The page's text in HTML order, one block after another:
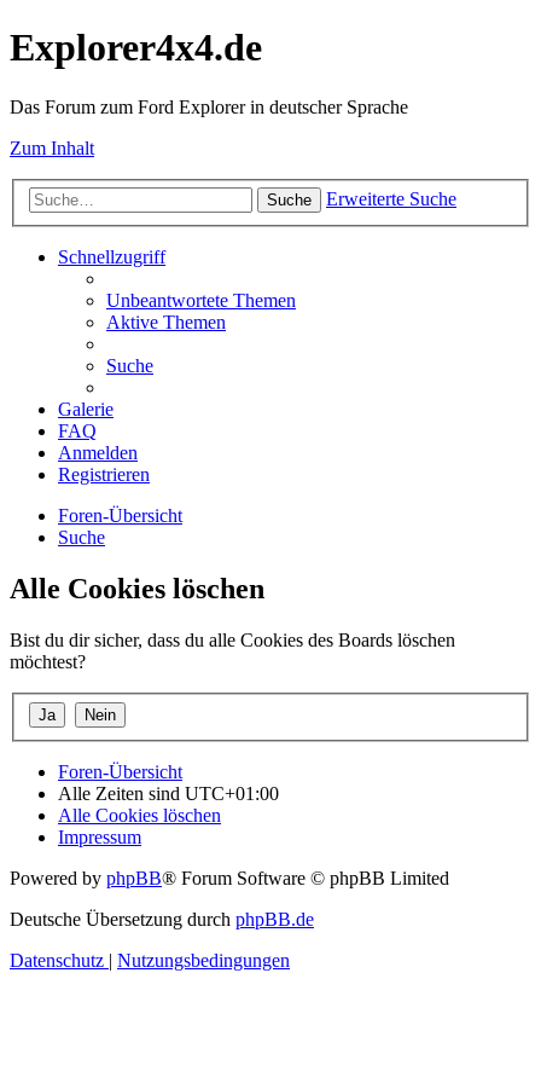
Explorer4x4.de
Das Forum zum Ford Explorer in deutscher Sprache
Zum Inhalt
Suche Erweiterte Suche
Schnellzugriff
Unbeantwortete Themen
Aktive Themen
Suche
Galerie
FAQ
Anmelden
Registrieren
Foren-Übersicht
Suche
Alle Cookies löschen
Bist du dir sicher, dass du alle Cookies des Boards löschen
möchtest?
Foren-Übersicht
Alle Zeiten sind UTC+01:00
Alle Cookies löschen
Impressum
Powered by phpBB® Forum Software © phpBB Limited
Deutsche Übersetzung durch phpBB.de
Datenschutz | Nutzungsbedingungen